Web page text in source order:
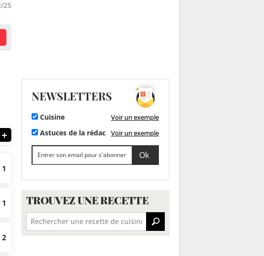
25
1
1
2
NEWSLETTERS
Cuisine Voir un exemple
Astuces de la rédac Voir un exemple
TROUVEZ UNE RECETTE